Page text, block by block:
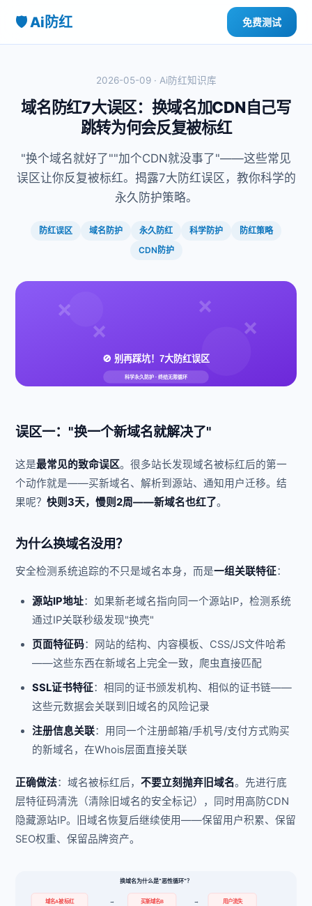
🛡️ Ai防红 免费测试
2026-05-09 · Ai防红知识库
域名防红7大误区：换域名加CDN自己写
跳转为何会反复被标红
"换个域名就好了""加个CDN就没事了"——这些常见
误区让你反复被标红。揭露7大防红误区，教你科学的
永久防护策略。
防红误区 域名防护 永久防红 科学防护
防红策略
CDN防护
❌
❌
❌
❌
🚫 别再踩坑！7大防红误区
科学永久防护 · 终结无限循环
误区一："换一个新域名就解决了"
这是最常见的致命误区。很多站长发现域名被标红后的第一
个动作就是——买新域名、解析到源站、通知用户迁移。结
果呢？快则3天，慢则2周——新域名也红了。
为什么换域名没用？
安全检测系统追踪的不只是域名本身，而是一组关联特征：
源站IP地址：如果新老域名指向同一个源站IP，检测系统
通过IP关联秒级发现"换壳"
页面特征码：网站的结构、内容模板、CSS/JS文件哈希
——这些东西在新域名上完全一致，爬虫直接匹配
SSL证书特征：相同的证书颁发机构、相似的证书链——
这些元数据会关联到旧域名的风险记录
注册信息关联：用同一个注册邮箱/手机号/支付方式购买
的新域名，在Whois层面直接关联
正确做法：域名被标红后，不要立刻抛弃旧域名。先进行底
层特征码清洗（清除旧域名的安全标记），同时用高防CDN
隐藏源站IP。旧域名恢复后继续使用——保留用户积累、保留
SEO权重、保留品牌资产。
换域名为什么是"恶性循环"？
域名A被标红 → 买新域名B → 用户流失